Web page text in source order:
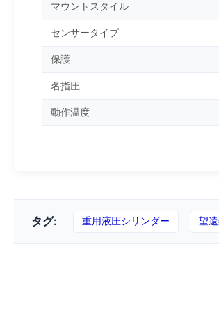
マウントスタイル
センサータイプ
保護
名指圧
動作温度
タグ: 重用液圧シリンダー 望